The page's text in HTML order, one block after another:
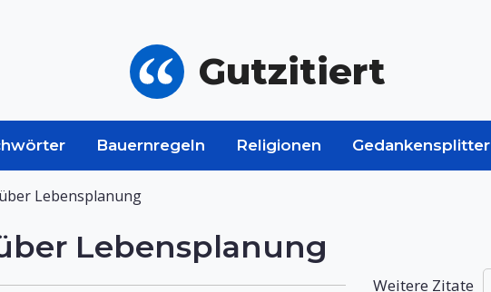
Gutzitiert
Bauernregeln Religionen Gedankensplitter
Lebensplanung
Lebensplanung
Weitere Zitate